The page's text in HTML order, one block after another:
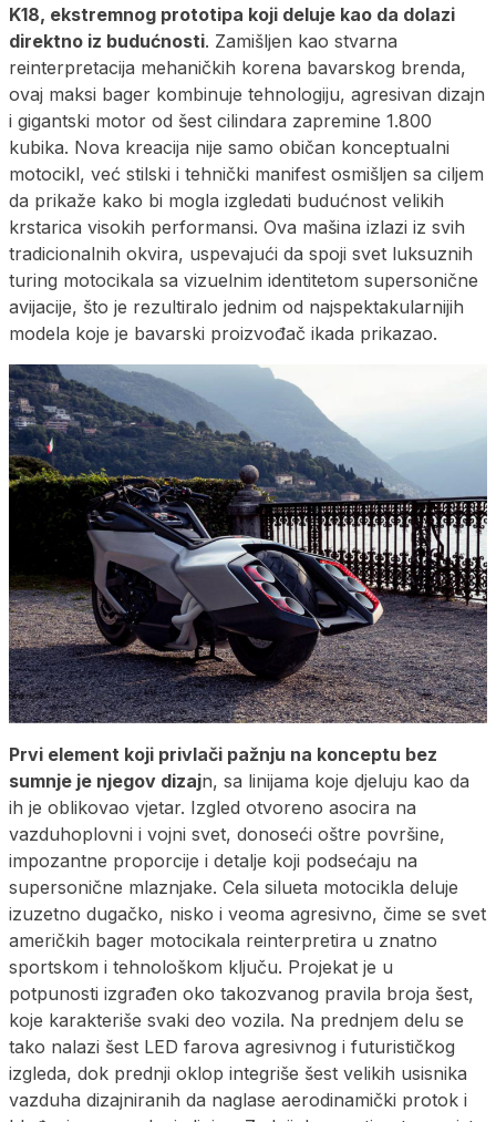
K18, ekstremnog prototipa koji deluje kao da dolazi
direktno iz budućnosti. Zamišljen kao stvarna
reinterpretacija mehaničkih korena bavarskog brenda,
ovaj maksi bager kombinuje tehnologiju, agresivan dizajn
i gigantski motor od šest cilindara zapremine 1.800
kubika. Nova kreacija nije samo običan konceptualni
motocikl, već stilski i tehnički manifest osmišljen sa ciljem
da prikaže kako bi mogla izgledati budućnost velikih
krstarica visokih performansi. Ova mašina izlazi iz svih
tradicionalnih okvira, uspevajući da spoji svet luksuznih
turing motocikala sa vizuelnim identitetom supersonične
avijacije, što je rezultiralo jednim od najspektakularnijih
modela koje je bavarski proizvođač ikada prikazao.
Prvi element koji privlači pažnju na konceptu bez
sumnje je njegov dizajn, sa linijama koje djeluju kao da
ih je oblikovao vjetar. Izgled otvoreno asocira na
vazduhoplovni i vojni svet, donoseći oštre površine,
impozantne proporcije i detalje koji podsećaju na
supersonične mlaznjake. Cela silueta motocikla deluje
izuzetno dugačko, nisko i veoma agresivno, čime se svet
američkih bager motocikala reinterpretira u znatno
sportskom i tehnološkom ključu. Projekat je u
potpunosti izgrađen oko takozvanog pravila broja šest,
koje karakteriše svaki deo vozila. Na prednjem delu se
tako nalazi šest LED farova agresivnog i futurističkog
izgleda, dok prednji oklop integriše šest velikih usisnika
vazduha dizajniranih da naglase aerodinamički protok i